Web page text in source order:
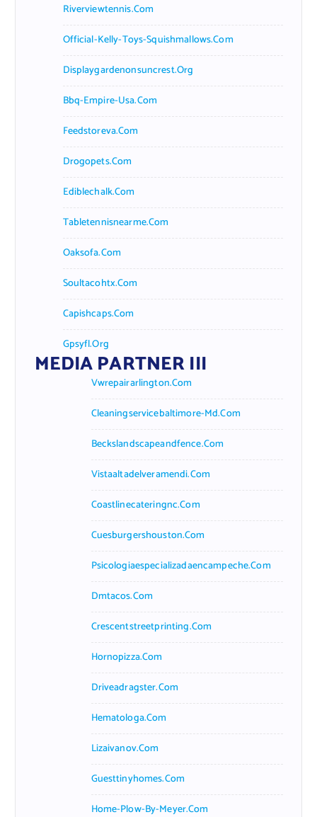
Riverviewtennis.com
Official-Kelly-Toys-Squishmallows.com
Displaygardenonsuncrest.org
Bbq-Empire-Usa.com
Feedstoreva.com
Drogopets.com
Ediblechalk.com
Tabletennisnearme.com
Oaksofa.com
Soultacohtx.com
Capishcaps.com
Gpsyfl.org
MEDIA PARTNER III
Vwrepairarlington.com
Cleaningservicebaltimore-Md.com
Beckslandscapeandfence.com
Vistaaltadelveramendi.com
Coastlinecateringnc.com
Cuesburgershouston.com
Psicologiaespecializadaencampeche.com
Dmtacos.com
Crescentstreetprinting.com
Hornopizza.com
Driveadragster.com
Hematologa.com
Lizaivanov.com
Guesttinyhomes.com
Home-Plow-By-Meyer.com